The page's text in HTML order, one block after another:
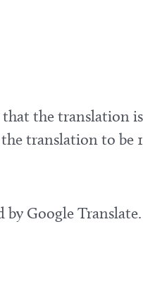
the translation
translation to be
Google Translate.